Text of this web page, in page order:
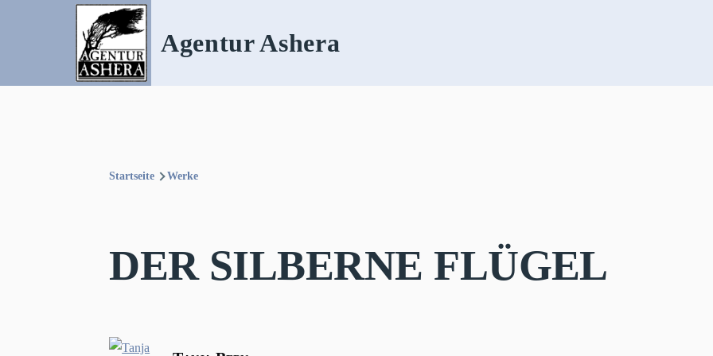
Direkt zum Inhalt
Agentur Ashera
Startseite Werke
DER SILBERNE FLÜGEL